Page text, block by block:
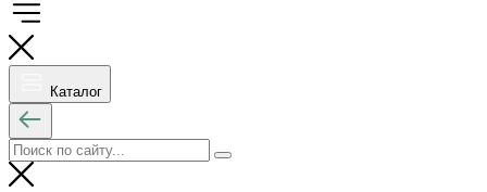
Каталог